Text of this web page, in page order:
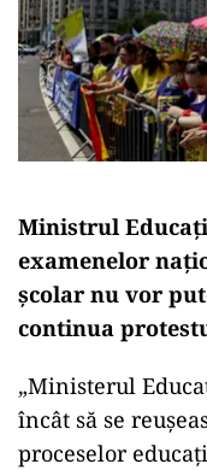
Ministrul
examenelor
şcolar nu vor
continua
„Ministerul
încât să se
proceselor